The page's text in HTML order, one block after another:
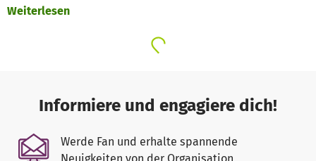
Tsunami oder durch anderen Tragödien ihre Eltern
die aus besonders armen und sozial schwierigen
emotionale Zuwendung, Erziehung und Bildung nicht
leisten können.
In der gesamten Gegend ist die Erwerbsmöglichkeit der
Erwachsenen, nicht nur durch den Tsunami, drastisch
Weiterlesen
Informiere und engagiere dich!
Werde Fan und erhalte spannende